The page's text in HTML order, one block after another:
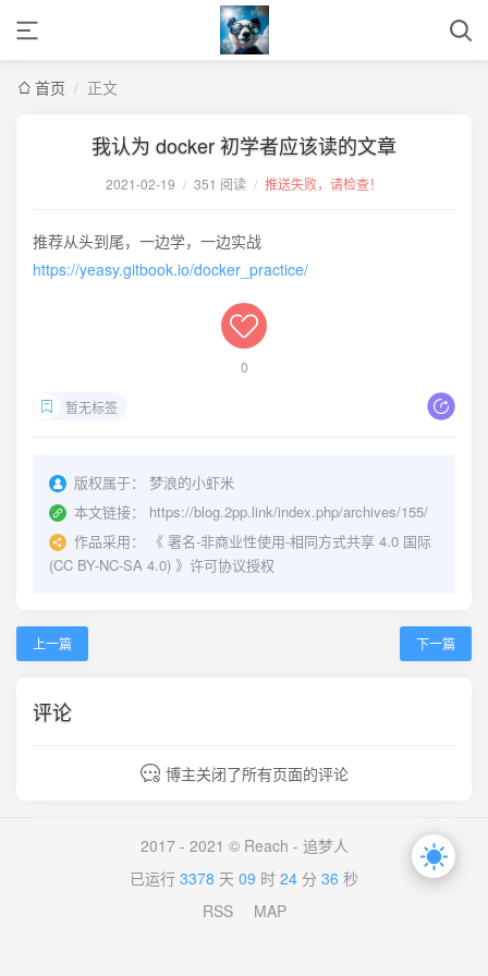
首页 / 正文
我认为 docker 初学者应该读的文章
2021-02-19 / 351 阅读 / 推送失败，请检查！
推荐从头到尾，一边学，一边实战
https://yeasy.gitbook.io/docker_practice/
0
暂无标签
版权属于：
梦浪的小虾米
本文链接：
https://blog.2pp.link/index.php/archives/155/
作品采用：
《 署名-非商业性使用-相同方式共享 4.0 国际
(CC BY-NC-SA 4.0) 》许可协议授权
上一篇 下一篇
评论
博主关闭了所有页面的评论
2017 - 2021 © Reach - 追梦人
已运行 3378 天 09 时 24 分 36 秒
RSS
MAP